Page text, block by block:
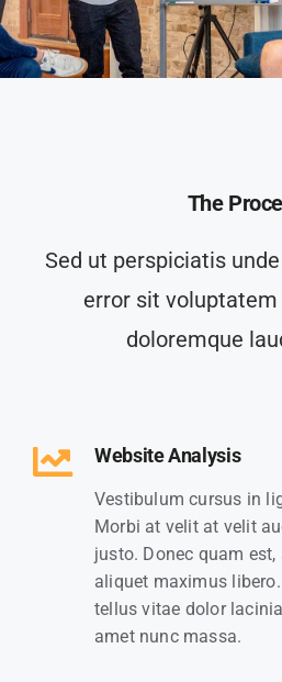
The
Sed ut perspiciatis
error sit
doloremque
Website Analysis
Vestibulum cursus in
Morbi at velit at velit
justo. Donec quam
aliquet maximus
tellus vitae dolor
amet nunc massa.